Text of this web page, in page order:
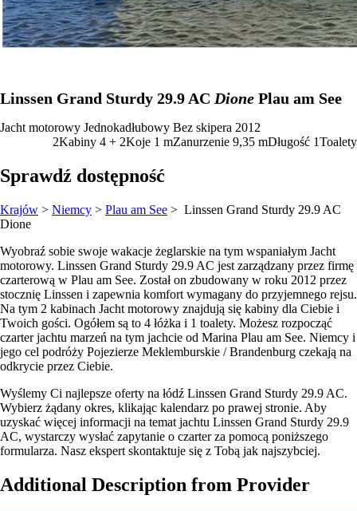
Linssen Grand Sturdy 29.9 AC Dione Plau am See
Jacht motorowy Jednokadłubowy Bez skipera 2012
2Kabiny 4 + 2Koje 1 mZanurzenie 9,35 mDługość 1Toalety
Sprawdź dostępność
Krajów > Niemcy > Plau am See > Linssen Grand Sturdy 29.9 AC
Dione
Wyobraź sobie swoje wakacje żeglarskie na tym wspaniałym Jacht
motorowy. Linssen Grand Sturdy 29.9 AC jest zarządzany przez firmę
czarterową w Plau am See. Został on zbudowany w roku 2012 przez
stocznię Linssen i zapewnia komfort wymagany do przyjemnego rejsu.
Na tym 2 kabinach Jacht motorowy znajdują się kabiny dla Ciebie i
Twoich gości. Ogółem są to 4 łóżka i 1 toalety. Możesz rozpocząć
czarter jachtu marzeń na tym jachcie od Marina Plau am See. Niemcy i
jego cel podróży Pojezierze Meklemburskie / Brandenburg czekają na
odkrycie przez Ciebie.
Wyślemy Ci najlepsze oferty na łódź Linssen Grand Sturdy 29.9 AC.
Wybierz żądany okres, klikając kalendarz po prawej stronie. Aby
uzyskać więcej informacji na temat jachtu Linssen Grand Sturdy 29.9
AC, wystarczy wysłać zapytanie o czarter za pomocą poniższego
formularza. Nasz ekspert skontaktuje się z Tobą jak najszybciej.
Additional Description from Provider